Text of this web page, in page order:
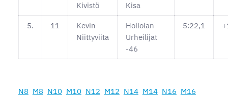
Kivistö
Kisa
5. 11
Kevin
Niittyviita
Hollolan
Urheilijat
-46
5:22,1
N8 M8 N10 M10 N12 M12 N14 M14 N16 M16